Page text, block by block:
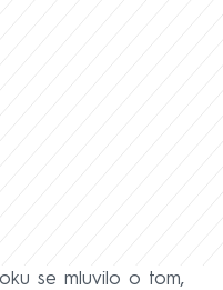
se mluvilo o tom,